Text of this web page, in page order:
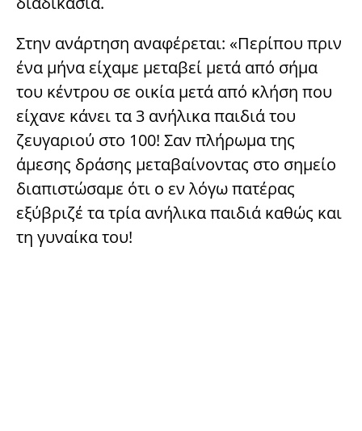
Στην ανάρτηση αναφέρεται: «Περίπου πριν
ένα μήνα είχαμε μεταβεί μετά από σήμα
του κέντρου σε οικία μετά από κλήση που
είχανε κάνει τα 3 ανήλικα παιδιά του
ζευγαριού στο 100! Σαν πλήρωμα της
άμεσης δράσης μεταβαίνοντας στο σημείο
διαπιστώσαμε ότι ο εν λόγω πατέρας
εξύβριζέ τα τρία ανήλικα παιδιά καθώς και
τη γυναίκα του!